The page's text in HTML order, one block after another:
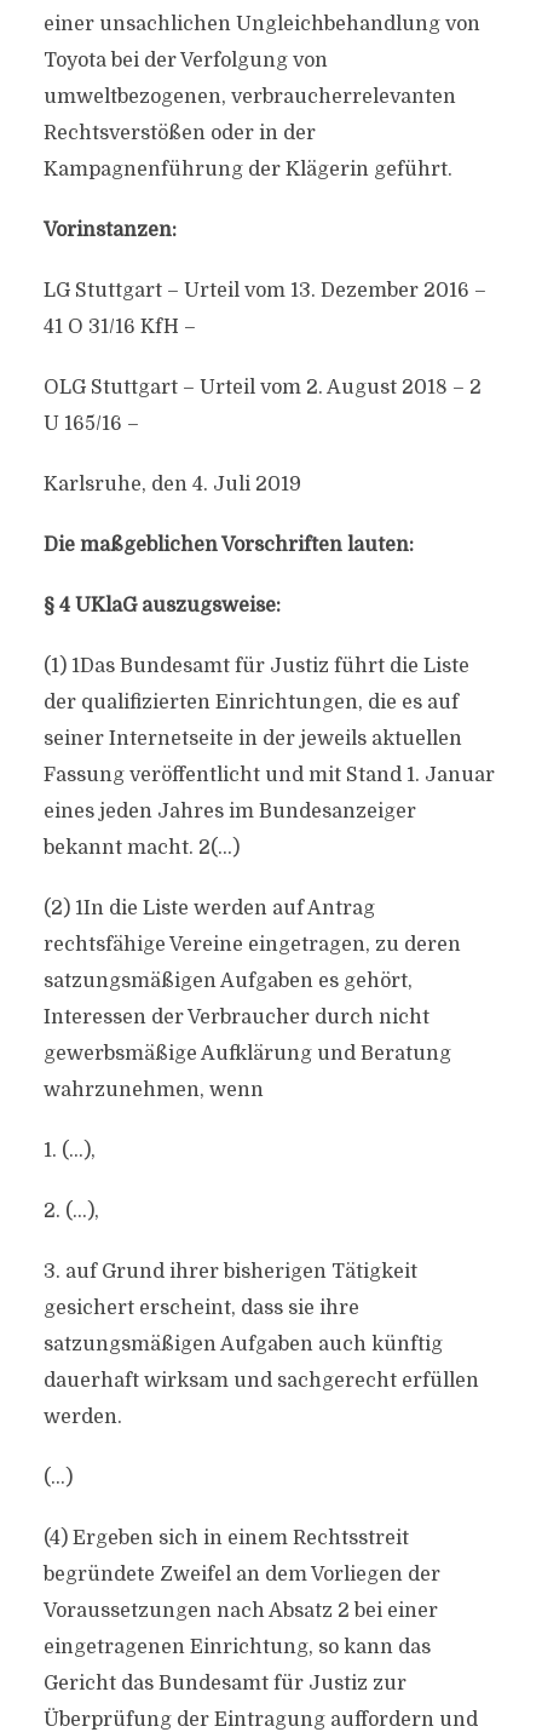
einer unsachlichen Ungleichbehandlung von
Toyota bei der Verfolgung von
umweltbezogenen, verbraucherrelevanten
Rechtsverstößen oder in der
Kampagnenführung der Klägerin geführt.
Vorinstanzen:
LG Stuttgart – Urteil vom 13. Dezember 2016 –
41 O 31/16 KfH –
OLG Stuttgart – Urteil vom 2. August 2018 – 2
U 165/16 –
Karlsruhe, den 4. Juli 2019
Die maßgeblichen Vorschriften lauten:
§ 4 UKlaG auszugsweise:
(1) 1Das Bundesamt für Justiz führt die Liste
der qualifizierten Einrichtungen, die es auf
seiner Internetseite in der jeweils aktuellen
Fassung veröffentlicht und mit Stand 1. Januar
eines jeden Jahres im Bundesanzeiger
bekannt macht. 2(…)
(2) 1In die Liste werden auf Antrag
rechtsfähige Vereine eingetragen, zu deren
satzungsmäßigen Aufgaben es gehört,
Interessen der Verbraucher durch nicht
gewerbsmäßige Aufklärung und Beratung
wahrzunehmen, wenn
1. (…),
2. (…),
3. auf Grund ihrer bisherigen Tätigkeit
gesichert erscheint, dass sie ihre
satzungsmäßigen Aufgaben auch künftig
dauerhaft wirksam und sachgerecht erfüllen
werden.
(…)
(4) Ergeben sich in einem Rechtsstreit
begründete Zweifel an dem Vorliegen der
Voraussetzungen nach Absatz 2 bei einer
eingetragenen Einrichtung, so kann das
Gericht das Bundesamt für Justiz zur
Überprüfung der Eintragung auffordern und